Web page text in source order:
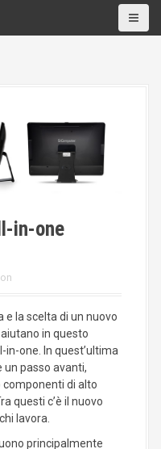
in-one
e la scelta di un nuovo
in questo
in-one. In quest’ultima
passo avanti,
di alto
questi c’è il nuovo
lavora.
principalmente